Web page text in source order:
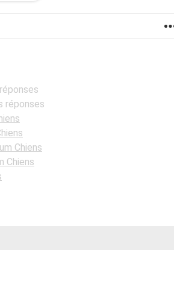
réponses
Chiens
Chiens